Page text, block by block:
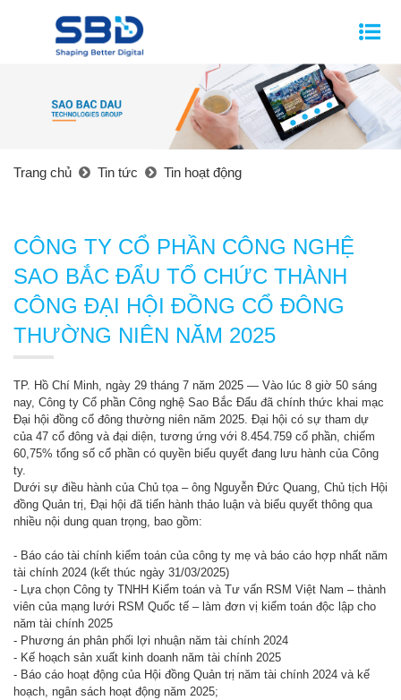
Trang chủ Tin tức Tin hoạt động
CÔNG TY CỔ PHẦN CÔNG NGHỆ
SAO BẮC ĐẨU TỔ CHỨC THÀNH
CÔNG ĐẠI HỘI ĐỒNG CỔ ĐÔNG
THƯỜNG NIÊN NĂM 2025
TP. Hồ Chí Minh, ngày 29 tháng 7 năm 2025 — Vào lúc 8 giờ 50 sáng
nay, Công ty Cổ phần Công nghệ Sao Bắc Đẩu đã chính thức khai mạc
Đại hội đồng cổ đông thường niên năm 2025. Đại hội có sự tham dự
của 47 cổ đông và đại diện, tương ứng với 8.454.759 cổ phần, chiếm
60,75% tổng số cổ phần có quyền biểu quyết đang lưu hành của Công
ty.
Dưới sự điều hành của Chủ tọa – ông Nguyễn Đức Quang, Chủ tịch Hội
đồng Quản trị, Đại hội đã tiến hành thảo luận và biểu quyết thông qua
nhiều nội dung quan trọng, bao gồm:
- Báo cáo tài chính kiểm toán của công ty mẹ và báo cáo hợp nhất năm
tài chính 2024 (kết thúc ngày 31/03/2025)
- Lựa chọn Công ty TNHH Kiểm toán và Tư vấn RSM Việt Nam – thành
viên của mạng lưới RSM Quốc tế – làm đơn vị kiểm toán độc lập cho
năm tài chính 2025
- Phương án phân phối lợi nhuận năm tài chính 2024
- Kế hoạch sản xuất kinh doanh năm tài chính 2025
- Báo cáo hoạt động của Hội đồng Quản trị năm tài chính 2024 và kế
hoạch, ngân sách hoạt động năm 2025;